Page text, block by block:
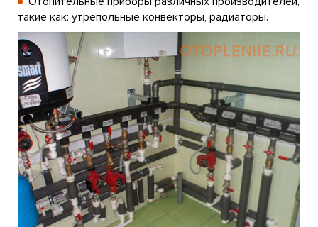
такие как: утрепольные конвекторы, радиаторы.